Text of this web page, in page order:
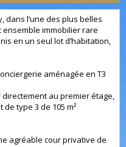
dans l’une des plus belles
immobilier rare
en un seul lot d’habitation,
aménagée en T3
au premier étage,
type 3 de 105 m²
agréable cour privative de